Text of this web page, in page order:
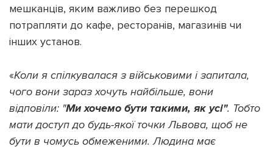
мешканців, яким важливо без перешкод
потрапляти до кафе, ресторанів, магазинів чи
інших установ.
«Коли я спілкувалася з військовими і запитала,
чого вони зараз хочуть найбільше, вони
відповіли: "Ми хочемо бути такими, як усі". Тобто
мати доступ до будь-якої точки Львова, щоб не
бути в чомусь обмеженими. Людина має